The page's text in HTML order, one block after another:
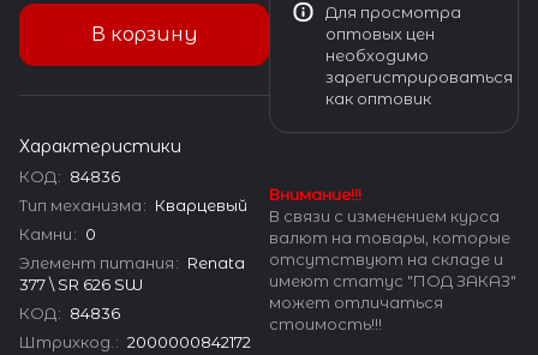
В корзину
Характеристики
КОД: 84836
Тип механизма: Кварцевый
Камни: 0
Элемент питания: Renata
377 \ SR 626 SW
КОД: 84836
Штрихкод. : 2000000842172
Для просмотра
оптовых цен
необходимо
зарегистрироваться
как оптовик
Внимание!!!
В связи с изменением курса
валют на товары, которые
отсутствуют на складе и
имеют статус "ПОД ЗАКАЗ"
может отличаться
стоимость!!!